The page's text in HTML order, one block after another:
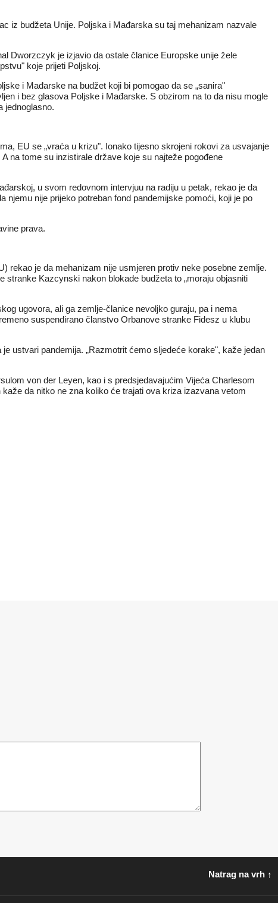
iz budžeta Unije. Poljska i Mađarska su taj mehanizam nazvale
Dworzczyk je izjavio da ostale članice Europske unije žele
koje prijeti Poljskoj.
i Mađarske na budžet koji bi pomogao da se „sanira"
i bez glasova Poljske i Mađarske. S obzirom na to da nisu mogle
jednoglasno.
EU se „vraća u krizu". Ionako tijesno skrojeni rokovi za usvajanje
na tome su inzistirale države koje su najteže pogođene
u svom redovnom intervjuu na radiju u petak, rekao je da
njemu nije prijeko potreban fond pandemijske pomoći, koji je po
prava.
rekao je da mehanizam nije usmjeren protiv neke posebne zemlje.
Kazcynski nakon blokade budžeta to „moraju objasniti
ugovora, ali ga zemlje-članice nevoljko guraju, pa i nema
suspendirano članstvo Orbanove stranke Fidesz u klubu
ustvari pandemija. „Razmotrit ćemo sljedeće korake", kaže jedan
von der Leyen, kao i s predsjedavajućim Vijeća Charlesom
da nitko ne zna koliko će trajati ova kriza izazvana vetom
Natrag na vrh ↑